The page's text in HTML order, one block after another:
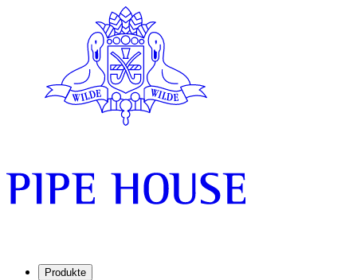
Produkte